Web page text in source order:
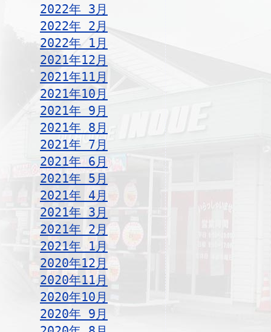
2022年 3月
2022年 2月
2022年 1月
2021年12月
2021年11月
2021年10月
2021年 9月
2021年 8月
2021年 7月
2021年 6月
2021年 5月
2021年 4月
2021年 3月
2021年 2月
2021年 1月
2020年12月
2020年11月
2020年10月
2020年 9月